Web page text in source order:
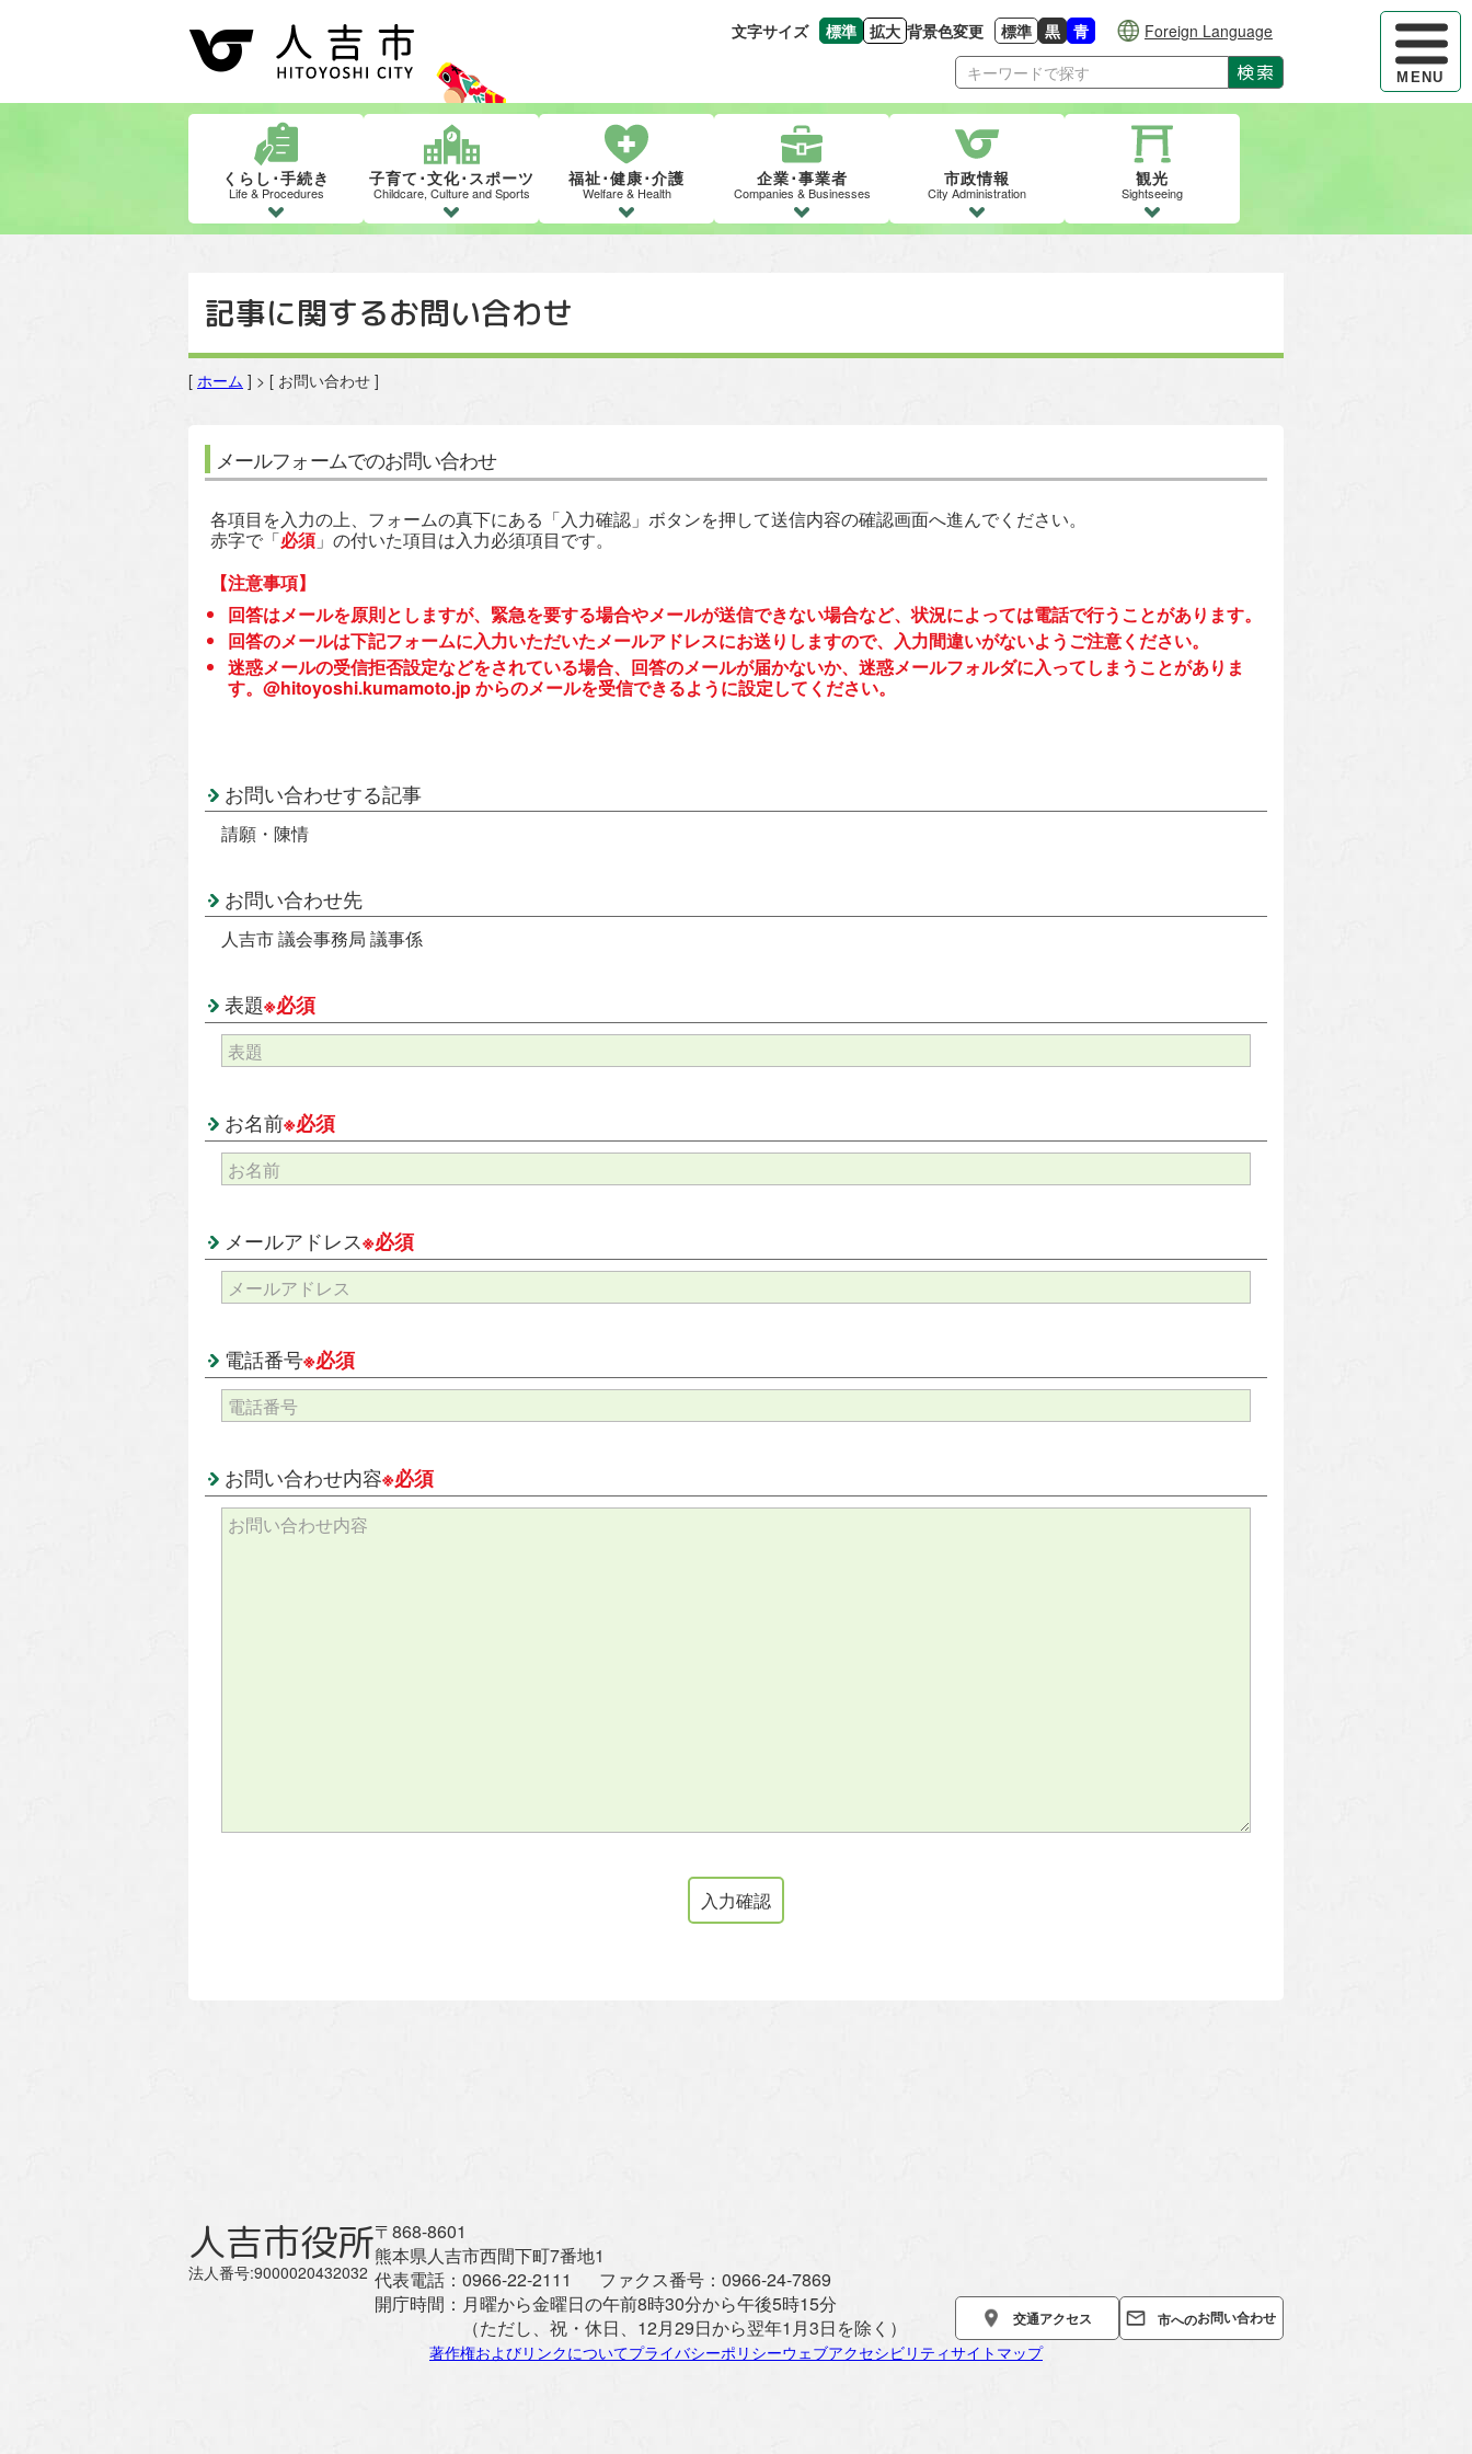
ハンバー
MENU
文字サイズ 標準
文字の大きさをもとの大きさに戻す
拡大
文字を大きくする
背景色変更 標準
背景色の変更：白
黒
背景色の変更：黒
青
背景色の変更：青
Foreign Language
検索
くらし･手続き
Life & Procedures
子育て･文化･スポーツ
Childcare, Culture and Sports
福祉･健康･介護
Welfare & Health
企業･事業者
Companies & Businesses
市政情報
City Administration
観光
Sightseeing
記事に関するお問い合わせ
[ ホーム ] > [ お問い合わせ ]
メールフォームでのお問い合わせ
各項目を入力の上、フォームの真下にある「入力確認」ボタンを押して送信内容の確認画面へ進んでください。
赤字で「必須 」の付いた項目は入力必須項目です。
【注意事項】
回答はメールを原則としますが、緊急を要する場合やメールが送信できない場合など、状況によっては電話で行うことがあります。
回答のメールは下記フォームに入力いただいたメールアドレスにお送りしますので、入力間違いがないようご注意ください。
迷惑メールの受信拒否設定などをされている場合、回答のメールが届かないか、迷惑メールフォルダに入ってしまうことがありま
す。@hitoyoshi.kumamoto.jp からのメールを受信できるように設定してください。
お問い合わせする記事
請願・陳情
お問い合わせ先
人吉市 議会事務局 議事係
表題※必須
お名前※必須
メールアドレス※必須
電話番号※必須
お問い合わせ内容※必須
人吉市役所
法人番号:9000020432032
〒868-8601
熊本県人吉市西間下町7番地1
代表電話： 0966-22-2111 ファクス番号： 0966-24-7869
開庁時間： 月曜から金曜日の午前8時30分から午後5時15分
（ただし、祝・休日、12月29日から翌年1月3日を除く）
交通アクセス 市へのお問い合わせ
著作権およびリンクについてプライバシーポリシーウェブアクセシビリティサイトマップ